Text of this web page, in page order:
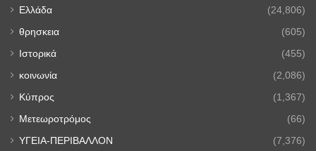
Ελλάδα (24,806)
θρησκεια (605)
Ιστορικά (455)
κοινωνία (2,086)
Κύπρος (1,367)
Μετεωροτρόμος (66)
ΥΓΕΙΑ-ΠΕΡΙΒΑΛΛΟΝ (7,376)